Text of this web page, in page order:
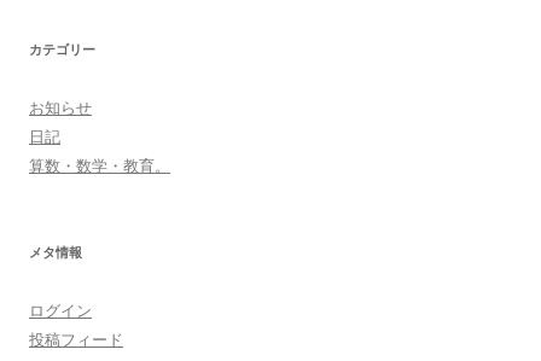
カテゴリー
お知らせ
日記
算数・数学・教育。
メタ情報
ログイン
投稿フィード